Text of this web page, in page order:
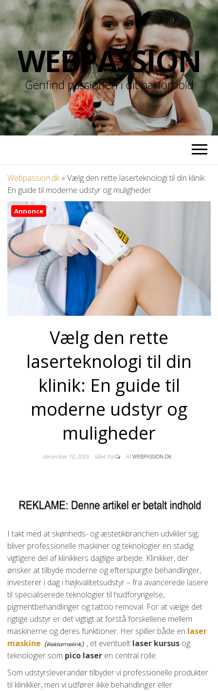
WEBPASSION
Genfind passionen i dit parforhold
Webpassion.dk» Vælg den rette laserteknologi til din klinik:
En guide til moderne udstyr og muligheder
Annonce
Vælg den rette
laserteknologi til din
klinik: En guide til
moderne udstyr og
muligheder
december 10, 2025 Slået fra Af WEBPASSION.DK
I takt med at skønheds- og æstetikbranchen udvikler sig,
bliver professionelle maskiner og teknologier en stadig
vigtigere del af klinikkers daglige arbejde. Klinikker, der
ønsker at tilbyde moderne og efterspurgte behandlinger,
investerer i dag i højkvalitetsudstyr – fra avancerede lasere
til specialiserede teknologier til hudforyngelse,
pigmentbehandlinger og tattoo removal. For at vælge det
rigtige udstyr er det vigtigt at forstå forskellene mellem
maskinerne og deres funktioner. Her spiller både en laser
maskine
, et eventuelt laser kursus og
teknologier som pico laser en central rolle.
Som udstyrsleverandør tilbyder vi professionelle produkter
til klinikker, men vi udfører ikke behandlinger eller